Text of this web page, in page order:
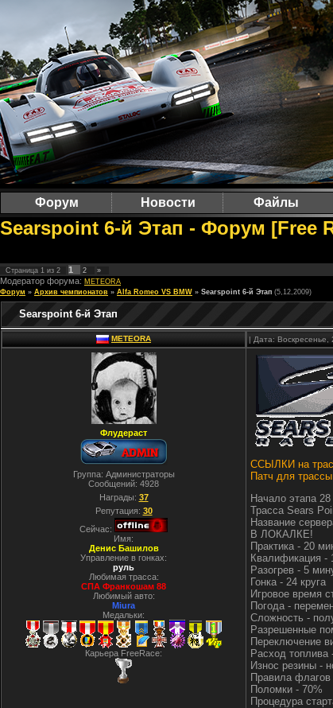
Форум Новости Файлы
Searspoint 6-й Этап - Форум [Free
Страница 1 из 2 1 2 »
Модератор форума: METEORA
Форум » Архив чемпионатов » Alfa Romeo VS BMW » Searspoint 6-й Этап (5,12,2009)
Searspoint 6-й Этап
METEORA | Дата:
Флудераст
Группа: Администраторы
Сообщений: 4928
Награды: 37
Репутация: 30
Сейчас:
Имя:
Денис Башилов
Управление в гонках:
руль
Любимая трасса:
СПА Франкошам 88
Любимый авто:
Miura
Медальки:
Карьера FreeRace:
ССЫЛКИ на
Патч для трассы
Начало этапа
Трасса Sears
Название
В ЛОКАЛКЕ!
Практика - 20
Квалификация -
Разогрев - 5
Гонка - 24 круга
Игровое время
Погода -
Сложность -
Разрешенные
Переключение
Расход топлива
Износ резины -
Правила флагов
Поломки - 70%
Процедура